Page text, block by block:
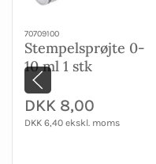
70709100
Stempelsprøjte 0-
10 ml 1 stk
DKK 8,00
DKK 6,40 ekskl. moms